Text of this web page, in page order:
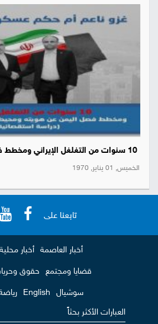
الخميس, 01 يناير, 1970
تابعنا على
أخبار العاصمة أخبار محلية
قضايا ومجتمع حقوق
سوشيال English
العبارات الأكثر بحثاً